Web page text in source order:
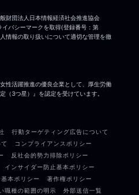
財団法人日本情報経済社会推進協会
イバシーマークを取得(登録番号：第
情報の取り扱いについて適切な管理を徹
性活躍推進の優良企業として、厚生労働
（3つ星）』を認定を受けています。
行動ターゲティング広告について
コンプライアンスポリシー
反社会的勢力排除ポリシー
インサイダー防止基本ポリシー
本ポリシー
著作権ポリシー
職種の範囲の明示 外部送信一覧